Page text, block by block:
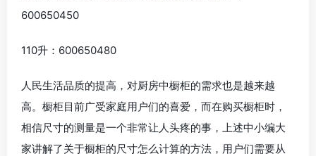
600650450
110升：600650480
人民生活品质的提高，对厨房中橱柜的需求也是越来越
高。橱柜目前广受家庭用户们的喜爱，而在购买橱柜时，
相信尺寸的测量是一个非常让人头疼的事，上述中小编大
家讲解了关于橱柜的尺寸怎么计算的方法，用户们需要从